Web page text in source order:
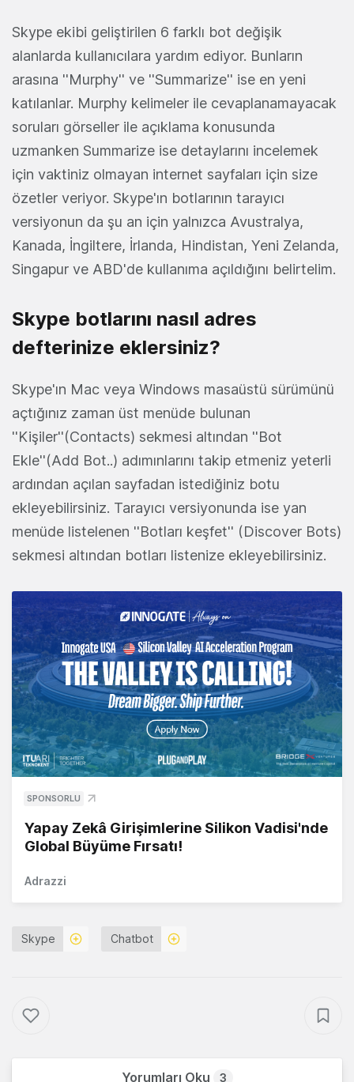
Skype ekibi geliştirilen 6 farklı bot değişik
alanlarda kullanıcılara yardım ediyor. Bunların
arasına ''Murphy'' ve ''Summarize'' ise en yeni
katılanlar. Murphy kelimeler ile cevaplanamayacak
soruları görseller ile açıklama konusunda
uzmanken Summarize ise detaylarını incelemek
için vaktiniz olmayan internet sayfaları için size
özetler veriyor. Skype'ın botlarının tarayıcı
versiyonun da şu an için yalnızca Avustralya,
Kanada, İngiltere, İrlanda, Hindistan, Yeni Zelanda,
Singapur ve ABD'de kullanıma açıldığını belirtelim.
Skype botlarını nasıl adres
defterinize eklersiniz?
Skype'ın Mac veya Windows masaüstü sürümünü
açtığınız zaman üst menüde bulunan
''Kişiler''(Contacts) sekmesi altından ''Bot
Ekle''(Add Bot..) adımınlarını takip etmeniz yeterli
ardından açılan sayfadan istediğiniz botu
ekleyebilirsiniz. Tarayıcı versiyonunda ise yan
menüde listelenen ''Botları keşfet'' (Discover Bots)
sekmesi altından botları listenize ekleyebilirsiniz.
SPONSORLU
Yapay Zekâ Girişimlerine Silikon Vadisi'nde
Global Büyüme Fırsatı!
Adrazzi
Skype Chatbot
Yorumları Oku 3